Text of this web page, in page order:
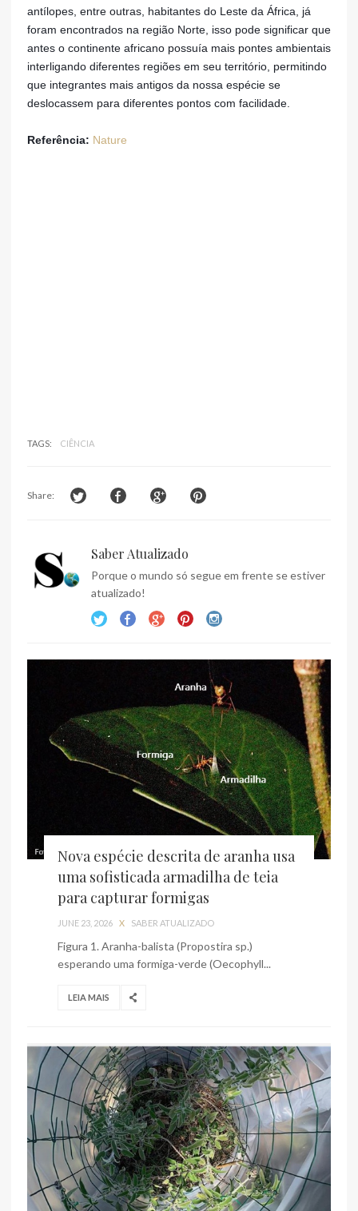
antílopes, entre outras, habitantes do Leste da África, já
foram encontrados na região Norte, isso pode significar que
antes o continente africano possuía mais pontes ambientais
interligando diferentes regiões em seu território, permitindo
que integrantes mais antigos da nossa espécie se
deslocassem para diferentes pontos com facilidade.
Referência: Nature
TAGS: CIÊNCIA
Share:
Saber Atualizado
Porque o mundo só segue em frente se estiver
atualizado!
Nova espécie descrita de aranha usa
uma sofisticada armadilha de teia
para capturar formigas
JUNE 23, 2026 X SABER ATUALIZADO
Figura 1. Aranha-balista (Propostira sp.)
esperando uma formiga-verde (Oecophyll...
LEIA MAIS